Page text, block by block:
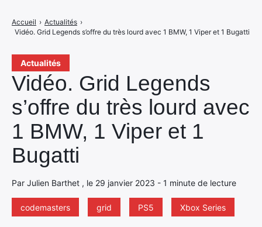
Actualités
Vidéo. Grid Legends
s’offre du très lourd avec
1 BMW, 1 Viper et 1
Bugatti
Par Julien Barthet , le 29 janvier 2023 - 1 minute de lecture
codemasters grid PS5 Xbox Series
Accueil › Actualités ›
Vidéo. Grid Legends s’offre du très lourd avec 1 BMW, 1 Viper et 1 Bugatti